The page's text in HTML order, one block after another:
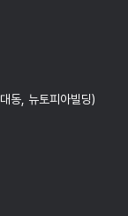
동, 뉴토피아빌딩)